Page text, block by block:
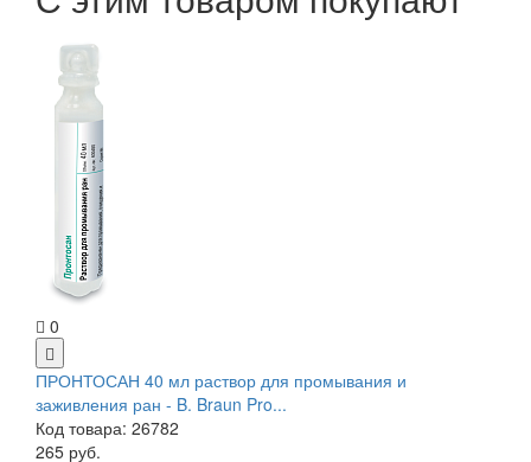
0
ПРОНТОСАН 40 мл раствор для промывания и
заживления ран - B. Braun Pro...
Код товара: 26782
265 руб.